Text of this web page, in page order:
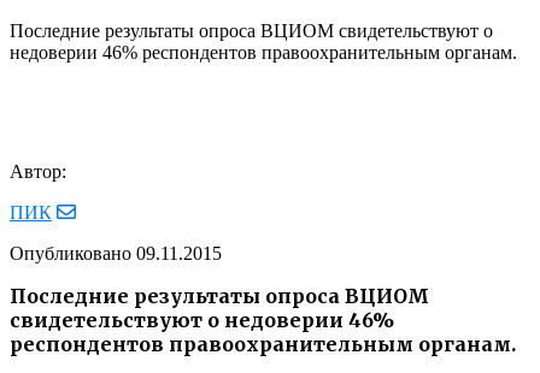
Последние результаты опроса ВЦИОМ свидетельствуют о
недоверии 46% респондентов правоохранительным органам.
Автор:
ПИК
Опубликовано 09.11.2015
Последние результаты опроса ВЦИОМ
свидетельствуют о недоверии 46%
респондентов правоохранительным органам.